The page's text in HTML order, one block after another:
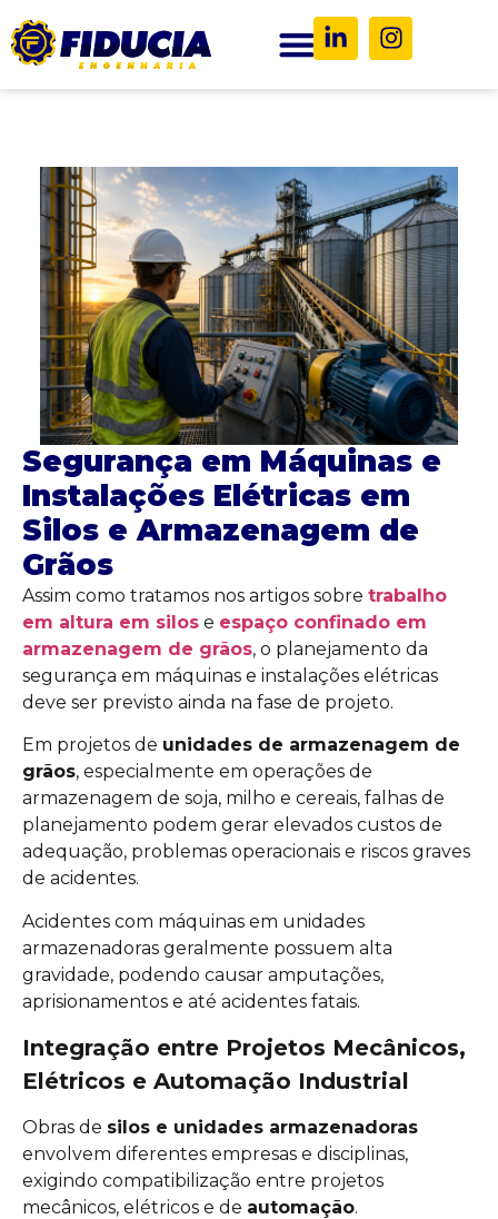
Segurança em Máquinas e
Instalações Elétricas em
Silos e Armazenagem de
Grãos
Assim como tratamos nos artigos sobre trabalho
em altura em silos e espaço confinado em
armazenagem de grãos, o planejamento da
segurança em máquinas e instalações elétricas
deve ser previsto ainda na fase de projeto.
Em projetos de unidades de armazenagem de
grãos, especialmente em operações de
armazenagem de soja, milho e cereais, falhas de
planejamento podem gerar elevados custos de
adequação, problemas operacionais e riscos graves
de acidentes.
Acidentes com máquinas em unidades
armazenadoras geralmente possuem alta
gravidade, podendo causar amputações,
aprisionamentos e até acidentes fatais.
Integração entre Projetos Mecânicos,
Elétricos e Automação Industrial
Obras de silos e unidades armazenadoras
envolvem diferentes empresas e disciplinas,
exigindo compatibilização entre projetos
mecânicos, elétricos e de automação.